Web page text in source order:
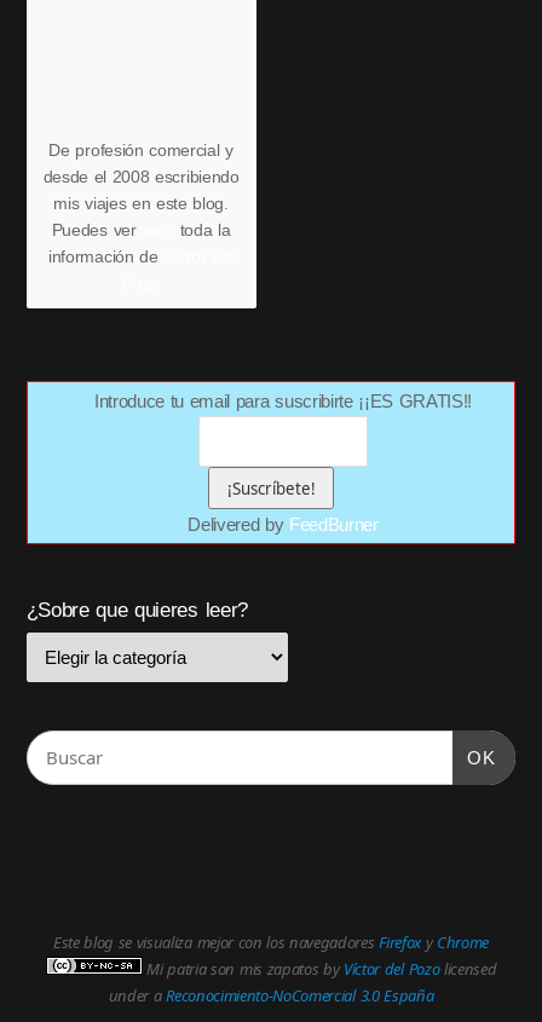
De profesión comercial y
desde el 2008 escribiendo
mis viajes en este blog.
Puedes ver
toda la
información de
Introduce tu email para suscribirte ¡¡ES GRATIS!!
Delivered by FeedBurner
¿Sobre que quieres leer?
OK
Este blog se visualiza mejor con los navegadoresFirefoxyChrome
Mi patria son mis zapatos byVíctor del Pozolicensed
under aReconocimiento-NoComercial 3.0 España